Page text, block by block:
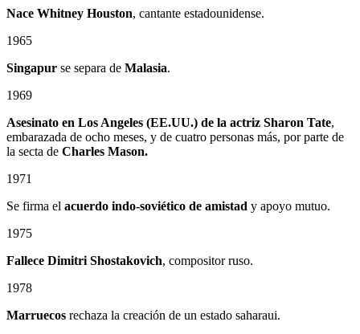
Nace Whitney Houston, cantante estadounidense.
1965
Singapur se separa de Malasia.
1969
Asesinato en Los Angeles (EE.UU.) de la actriz Sharon Tate,
embarazada de ocho meses, y de cuatro personas más, por parte de
la secta de Charles Mason.
1971
Se firma el acuerdo indo-soviético de amistad y apoyo mutuo.
1975
Fallece Dimitri Shostakovich, compositor ruso.
1978
Marruecos rechaza la creación de un estado saharaui.